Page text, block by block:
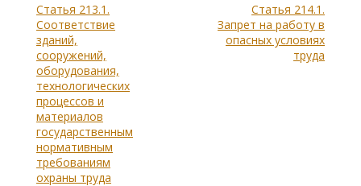
Статья 213.1.
Соответствие
зданий,
сооружений,
оборудования,
технологических
процессов и
материалов
государственным
нормативным
требованиям
охраны труда
Статья 214.1.
Запрет на работу в
опасных условиях
труда